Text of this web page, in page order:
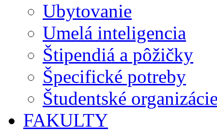
Ubytovanie
Umelá inteligencia
Štipendiá a pôžičky
Špecifické potreby
Študentské
FAKULTY